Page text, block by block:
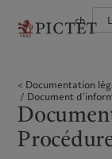
ch
Solidité financière de
Diversité, équité et
Collection Pictet
Campus Pictet de
Investisseurs
Alternative investments
Asset services
Au-delà des marchés
S’abonner à la
Plan d’action climatique
Principes
Gouvernance de la
Fondation du Groupe
Prix Pictet
Amérique du
Bahamas
Notre Groupe
Le groupe Pictet
Documentation
Document